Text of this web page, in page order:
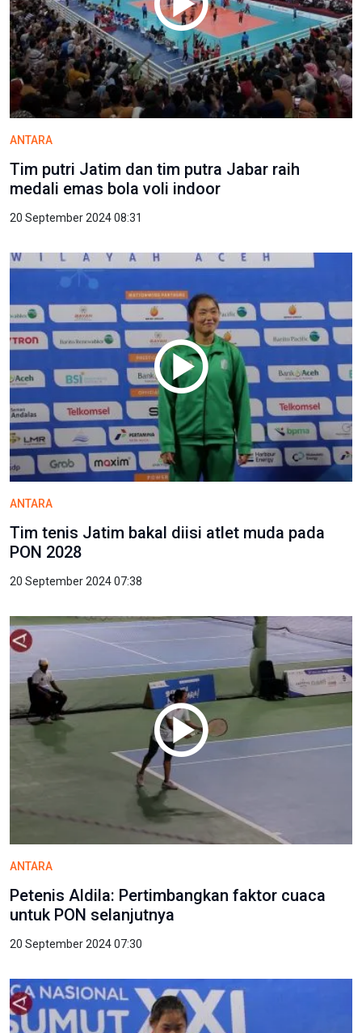
ANTARA
Tim putri Jatim dan tim putra Jabar raih
medali emas bola voli indoor
20 September 2024 08:31
ANTARA
Tim tenis Jatim bakal diisi atlet muda pada
PON 2028
20 September 2024 07:38
ANTARA
Petenis Aldila: Pertimbangkan faktor cuaca
untuk PON selanjutnya
20 September 2024 07:30